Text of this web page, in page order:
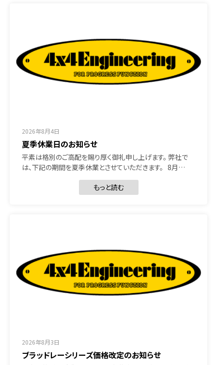
2026年8月4日
夏季休業日のお知らせ
平素は格別のご高配を賜り厚く御礼申し上げます。 弊社で
は、下記の期間を夏季休業とさせていただきます。 8月…
もっと読む
2026年8月3日
ブラッドレーシリーズ価格改定のお知らせ